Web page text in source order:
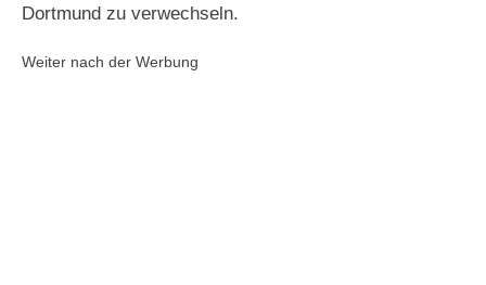
Dortmund zu verwechseln.
Weiter nach der Werbung